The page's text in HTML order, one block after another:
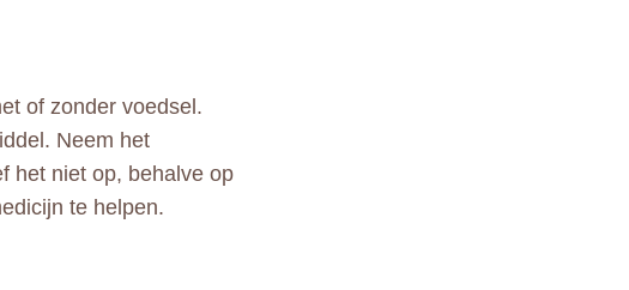
of zonder voedsel.
Neem het
het niet op, behalve op
te helpen.